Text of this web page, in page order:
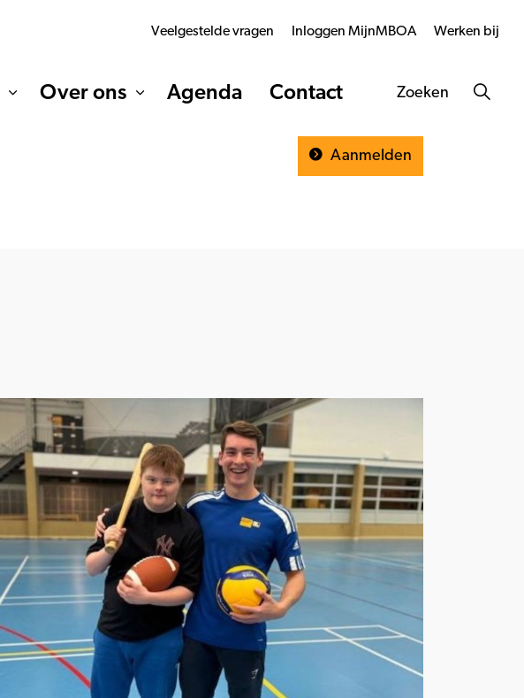
Over ons Agenda Contact
Veelgestelde vragen Inloggen MijnMBOA Werken bij
Zoeken
Aanmelden